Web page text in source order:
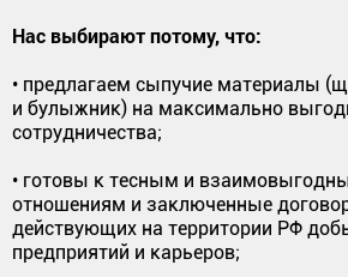
Нас выбирают потому, что:
• предлагаем сыпучие материалы
и булыжник) на максимально
сотрудничества;
• готовы к тесным и
отношениям и заключенные
действующих на территории РФ
предприятий и карьеров;